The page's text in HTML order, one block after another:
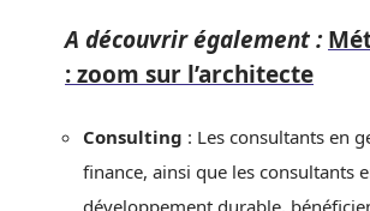
A découvrir également :
: zoom sur l’architecte
Consulting : Les consultants en
finance, ainsi que les consultants
développement durable,